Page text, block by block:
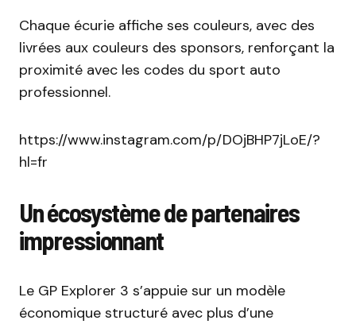
Chaque écurie affiche ses couleurs, avec des
livrées aux couleurs des sponsors, renforçant la
proximité avec les codes du sport auto
professionnel.
https://www.instagram.com/p/DOjBHP7jLoE/?
hl=fr
Un écosystème de partenaires
impressionnant
Le GP Explorer 3 s’appuie sur un modèle
économique structuré avec plus d’une